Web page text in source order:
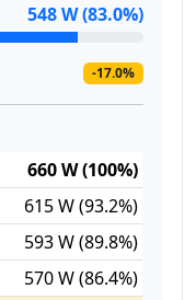
548 W (83.0%)
-17.0%
660 W (100%)
615 W (93.2%)
593 W (89.8%)
570 W (86.4%)